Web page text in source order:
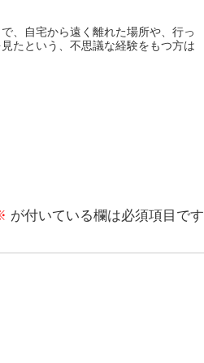
、自宅から遠く離れた場所や、行っ
たという、不思議な経験をもつ方は
が付いている欄は必須項目です